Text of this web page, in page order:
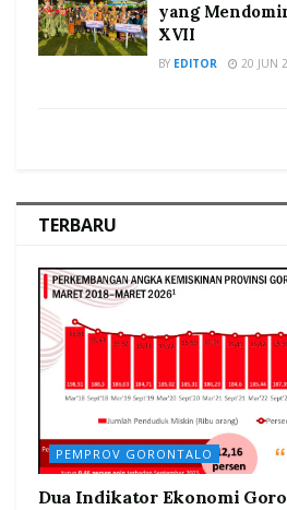
yang
XVII
BY EDITOR 20 JUN
TERBARU
PEMPROV GORONTALO
Dua Indikator Ekonomi